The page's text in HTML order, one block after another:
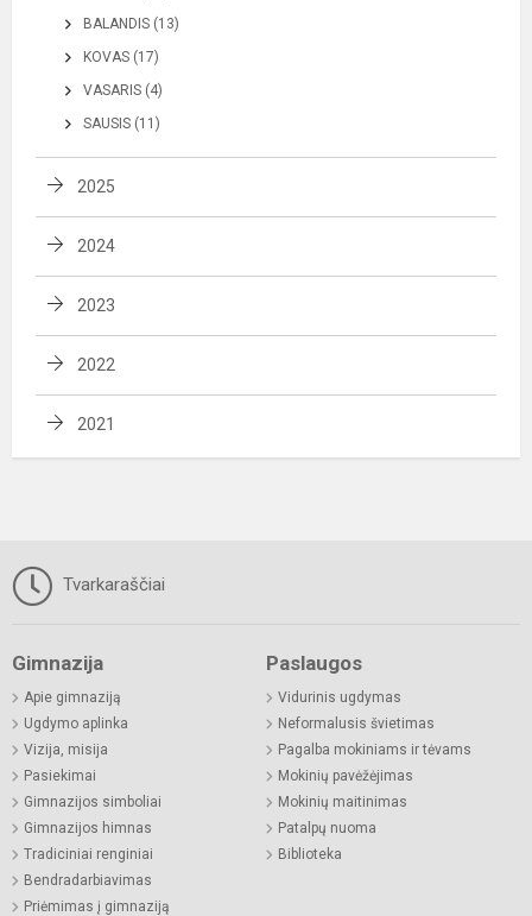
BALANDIS (13)
KOVAS (17)
VASARIS (4)
SAUSIS (11)
2025
2024
2023
2022
2021
Tvarkaraščiai
Gimnazija
Apie gimnaziją
Ugdymo aplinka
Vizija, misija
Pasiekimai
Gimnazijos simboliai
Gimnazijos himnas
Tradiciniai renginiai
Bendradarbiavimas
Priėmimas į gimnaziją
Paslaugos
Vidurinis ugdymas
Neformalusis švietimas
Pagalba mokiniams ir tėvams
Mokinių pavėžėjimas
Mokinių maitinimas
Patalpų nuoma
Biblioteka